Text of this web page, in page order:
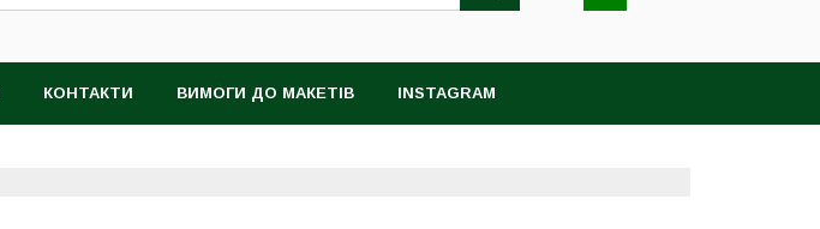
КОНТАКТИ ВИМОГИ ДО МАКЕТІВ INSTAGRAM